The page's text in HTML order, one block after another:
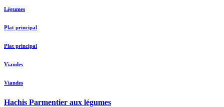
Légumes
Plat principal
Plat principal
Viandes
Viandes
Hachis Parmentier aux légumes